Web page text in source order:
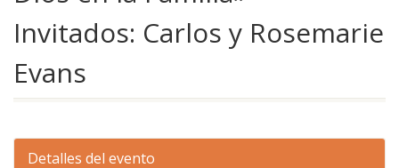
Invitados: Carlos y Rosemarie
Evans
Detalles del evento